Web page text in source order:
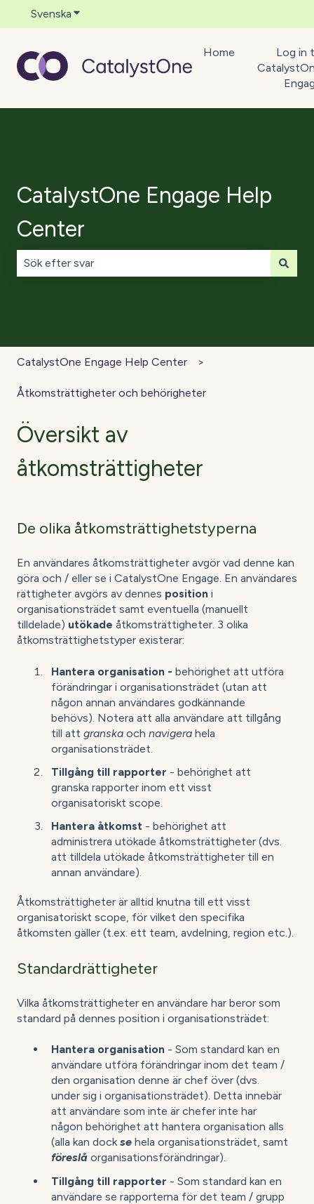
Svenska Visa undermenyer för översättningar
Home
Log in
CatalystOne Engage Help
Center
CatalystOne Engage Help Center
Åtkomsträttigheter och behörigheter
Översikt av
åtkomsträttigheter
De olika åtkomsträttighetstyperna
En användares åtkomsträttigheter avgör vad denne kan
göra och / eller se i CatalystOne Engage. En användares
rättigheter avgörs av dennes position i
organisationsträdet samt eventuella (manuellt
tilldelade) utökade åtkomsträttigheter. 3 olika
åtkomsträttighetstyper existerar:
Hantera organisation - behörighet att utföra
förändringar i organisationsträdet (utan att
någon annan användares godkännande
behövs). Notera att alla användare att tillgång
till att granska och navigera hela
organisationsträdet.
Tillgång till rapporter - behörighet att
granska rapporter inom ett visst
organisatoriskt scope.
Hantera åtkomst - behörighet att
administrera utökade åtkomsträttigheter (dvs.
att tilldela utökade åtkomsträttigheter till en
annan användare).
Åtkomsträttigheter är alltid knutna till ett visst
organisatoriskt scope, för vilket den specifika
åtkomsten gäller (t.ex. ett team, avdelning, region etc.).
Standardrättigheter
Vilka åtkomsträttigheter en användare har beror som
standard på dennes position i organisationsträdet:
Hantera organisation - Som standard kan en
användare utföra förändringar inom det team /
den organisation denne är chef över (dvs.
under sig i organisationsträdet). Detta innebär
att användare som inte är chefer inte har
någon behörighet att hantera organisation alls
(alla kan dockse hela organisationsträdet, samt
föreslå organisationsförändringar).
Tillgång till rapporter - Som standard kan en
användare se rapporterna för det team / grupp